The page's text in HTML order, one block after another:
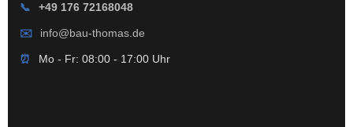
📞 +49 176 72168048
✉️ info@bau-thomas.de
⏰ Mo - Fr: 08:00 - 17:00 Uhr